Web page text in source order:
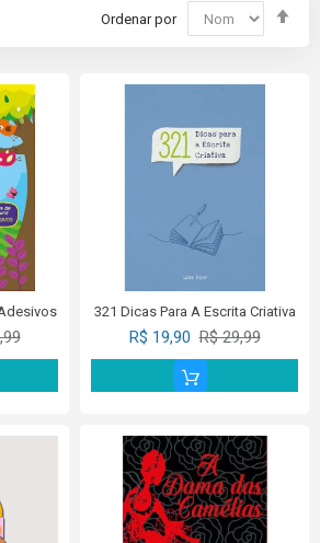
Ordenar por
321 Dicas Para A Escrita Criativa
R$ 19,90 R$ 29,99